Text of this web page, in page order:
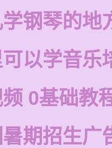
钢琴的地
以学音乐
0基础教
期招生广